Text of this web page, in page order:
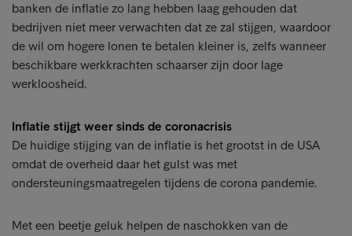
banken de inflatie zo lang hebben laag gehouden dat
bedrijven niet meer verwachten dat ze zal stijgen, waardoor
de wil om hogere lonen te betalen kleiner is, zelfs wanneer
beschikbare werkkrachten schaarser zijn door lage
werkloosheid.
Inflatie stijgt weer sinds de coronacrisis
De huidige stijging van de inflatie is het grootst in de USA
omdat de overheid daar het gulst was met
ondersteuningsmaatregelen tijdens de corona pandemie.
Met een beetje geluk helpen de naschokken van de